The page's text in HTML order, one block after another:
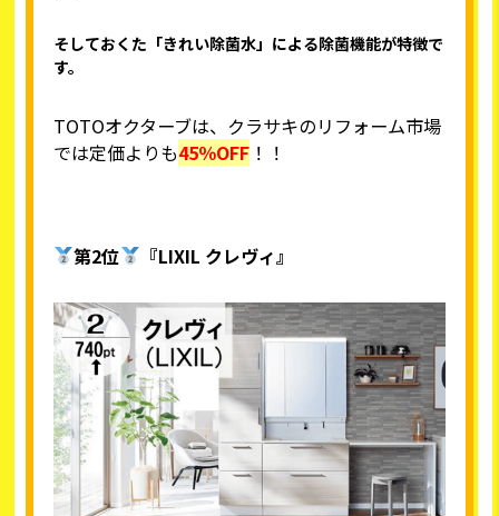
そしておくた「きれい除菌水」による除菌機能が特徴で
す。
TOTOオクターブは、クラサキのリフォーム市場
では定価よりも45％OFF ！！
第2位 『LIXIL クレヴィ』